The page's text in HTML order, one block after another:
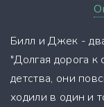
Билл и Джек -
"Долгая дорога к
детства, они
ходили в один и